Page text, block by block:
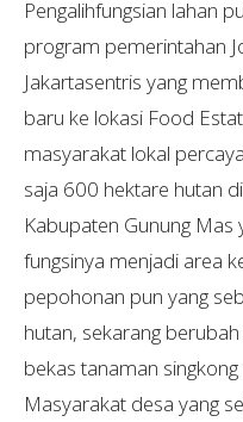
Pengalihfungsian lahan
program pemerintahan
Jakartasentris yang
baru ke lokasi Food
masyarakat lokal
saja 600 hektare hutan
Kabupaten Gunung
fungsinya menjadi area
pepohonan pun yang
hutan, sekarang
bekas tanaman
Masyarakat desa yang